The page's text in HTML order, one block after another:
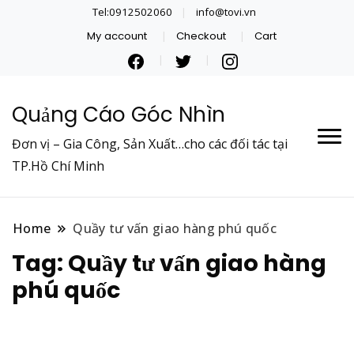
Tel:0912502060 info@tovi.vn
My account Checkout Cart
Quảng Cáo Góc Nhìn
Đơn vị – Gia Công, Sản Xuất…cho các đối tác tại
TP.Hồ Chí Minh
Home Quầy tư vấn giao hàng phú quốc
Tag: Quầy tư vấn giao hàng
phú quốc